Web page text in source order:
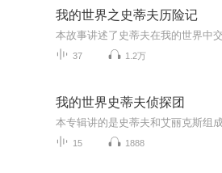
我的世界之史蒂夫历险记
本故事讲述了史蒂夫在我的世界中
37 1.2万
我的世界史蒂夫侦探团
本专辑讲的是史蒂夫和艾丽克斯组
15 1888